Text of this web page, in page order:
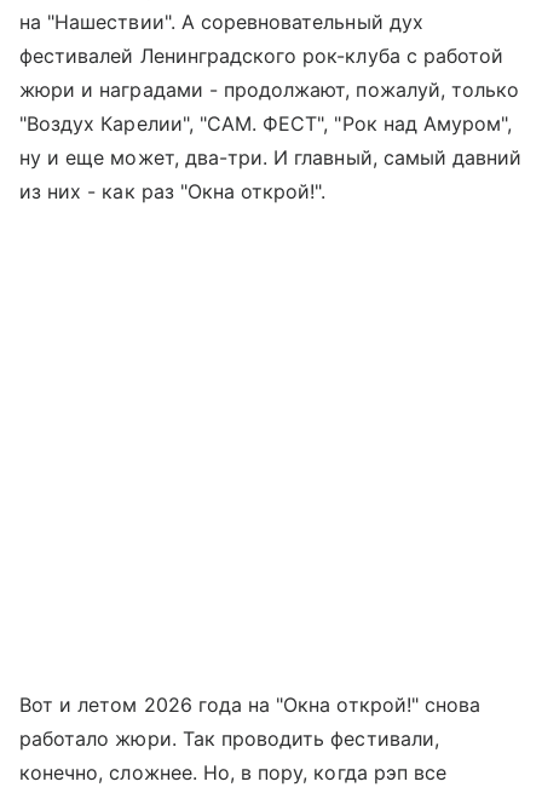
на "Нашествии". А соревновательный дух
фестивалей Ленинградского рок-клуба с работой
жюри и наградами - продолжают, пожалуй, только
"Воздух Карелии", "САМ. ФЕСТ", "Рок над Амуром",
ну и еще может, два-три. И главный, самый давний
из них - как раз "Окна открой!".
Вот и летом 2026 года на "Окна открой!" снова
работало жюри. Так проводить фестивали,
конечно, сложнее. Но, в пору, когда рэп все